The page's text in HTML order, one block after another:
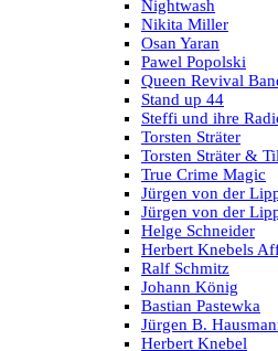
Nightwash
Nikita Miller
Osan Yaran
Pawel Popolski
Queen Revival
Stand up 44
Steffi und ihre
Torsten Sträter
Torsten Sträter &
True Crime Magic
Jürgen von der
Jürgen von der
Helge Schneider
Herbert Knebels
Ralf Schmitz
Johann König
Bastian Pastewka
Jürgen B.
Herbert Knebel